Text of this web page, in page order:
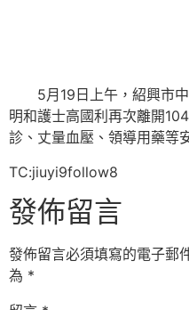
5月19日上午，紹興市中
明和護士高國利再次離開
診、丈量血壓、領導用藥等
TC:jiuyi9follow8
發佈留言
發佈留言必須填寫的電子郵
為 *